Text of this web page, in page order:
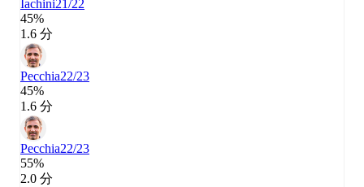
Iachini21/22
45%
1.6 分
Pecchia22/23
45%
1.6 分
Pecchia22/23
55%
2.0 分